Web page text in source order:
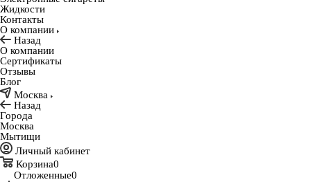
Жидкости
Контакты
О компании
Назад
О компании
Сертификаты
Отзывы
Блог
Москва
Назад
Города
Москва
Мытищи
Личный кабинет
Корзина0
Отложенные0